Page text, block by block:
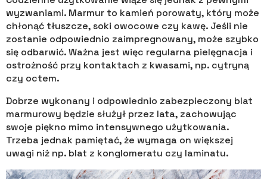
wyzwaniami. Marmur to kamień porowaty, który może
chłonąć tłuszcze, soki owocowe czy kawę. Jeśli nie
zostanie odpowiednio zaimpregnowany, może szybko
się odbarwić. Ważna jest więc regularna pielęgnacja i
ostrożność przy kontaktach z kwasami, np. cytryną
czy octem.
Dobrze wykonany i odpowiednio zabezpieczony blat
marmurowy będzie służył przez lata, zachowując
swoje piękno mimo intensywnego użytkowania.
Trzeba jednak pamiętać, że wymaga on większej
uwagi niż np. blat z konglomeratu czy laminatu.